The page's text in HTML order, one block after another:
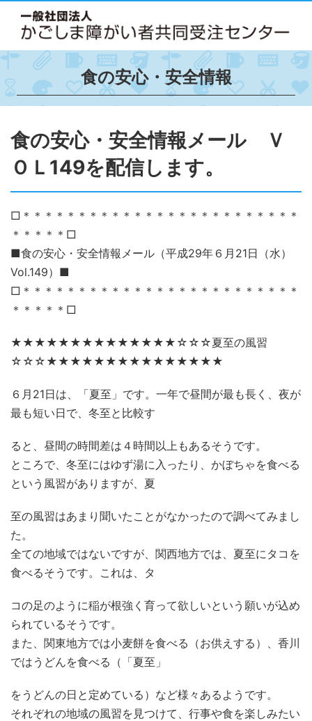
食の安心・安全情報
食の安心・安全情報メール Ｖ
ＯＬ149を配信します。
□＊＊＊＊＊＊＊＊＊＊＊＊＊＊＊＊＊＊＊＊＊＊＊＊＊
＊＊＊＊＊□
■食の安心・安全情報メール（平成29年６月21日（水）
Vol.149）■
□＊＊＊＊＊＊＊＊＊＊＊＊＊＊＊＊＊＊＊＊＊＊＊＊＊
＊＊＊＊＊□
★★★★★★★★★★★★★★☆☆☆夏至の風習
☆☆☆★★★★★★★★★★★★★★★
６月21日は、「夏至」です。一年で昼間が最も長く、夜が
最も短い日で、冬至と比較す
ると、昼間の時間差は４時間以上もあるそうです。
ところで、冬至にはゆず湯に入ったり、かぼちゃを食べる
という風習がありますが、夏
至の風習はあまり聞いたことがなかったので調べてみまし
た。
全ての地域ではないですが、関西地方では、夏至にタコを
食べるそうです。これは、タ
コの足のように稲が根強く育って欲しいという願いが込め
られているそうです。
また、関東地方では小麦餅を食べる（お供えする）、香川
ではうどんを食べる（「夏至」
をうどんの日と定めている）など様々あるようです。
それぞれの地域の風習を見つけて、行事や食を楽しみたい